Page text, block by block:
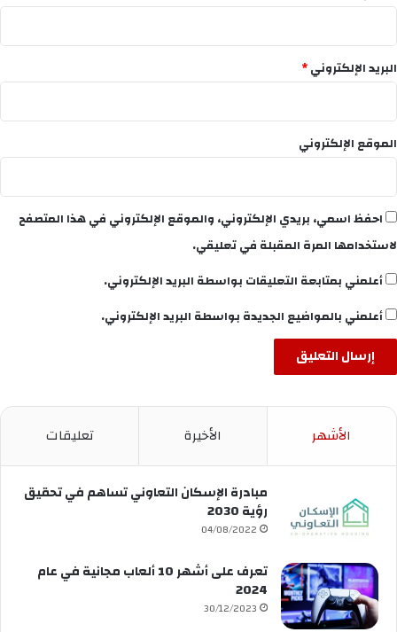
البريد الإلكتروني*
الموقع الإلكتروني
احفظ اسمي، بريدي الإلكتروني، والموقع الإلكتروني في هذا المتصفح
لاستخدامها المرة المقبلة في تعليقي.
أعلمني بمتابعة التعليقات بواسطة البريد الإلكتروني.
أعلمني بالمواضيع الجديدة بواسطة البريد الإلكتروني.
الأشهر الأخيرة تعليقات
مبادرة الإسكان التعاوني تساهم في تحقيق
رؤية 2030
04/08/2022
تعرف على أشهر 10 ألعاب مجانية في عام
2024
30/12/2023